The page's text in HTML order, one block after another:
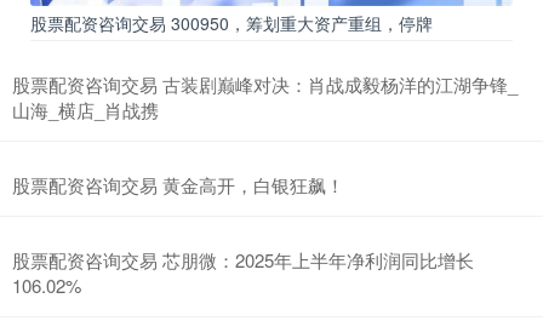
股票配资咨询交易 300950，筹划重大资产重组，停牌
股票配资咨询交易 古装剧巅峰对决：肖战成毅杨洋的江湖争锋_
山海_横店_肖战携
股票配资咨询交易 黄金高开，白银狂飙！
股票配资咨询交易 芯朋微：2025年上半年净利润同比增长
106.02%